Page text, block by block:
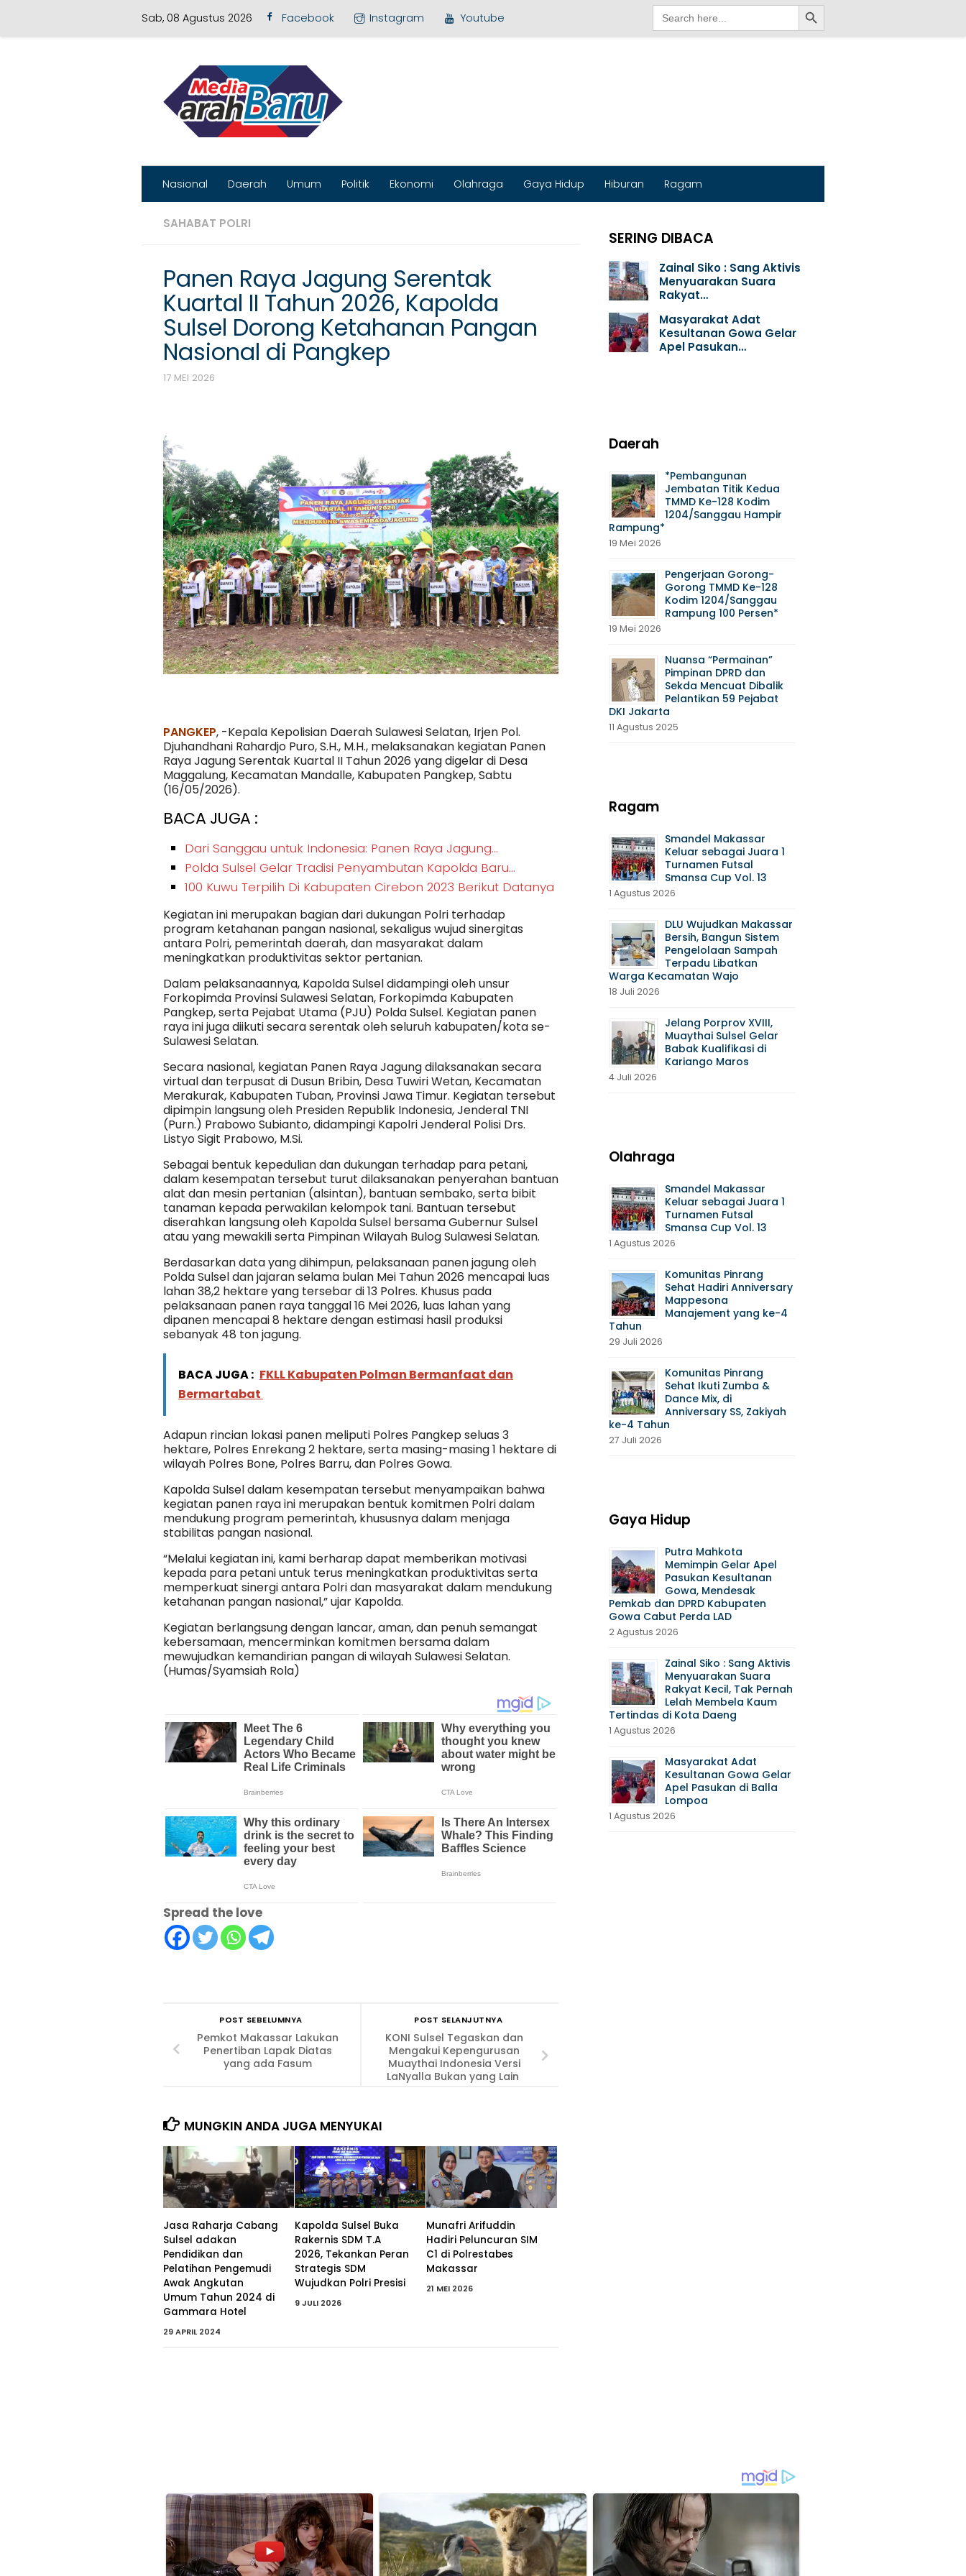
Sab, 08 Agustus 2026 Facebook Instagram Youtube
Search
for:
Search Button
Nasional Daerah Umum Politik Ekonomi Olahraga Gaya Hidup Hiburan Ragam
SAHABAT POLRI
Panen Raya Jagung Serentak
Kuartal II Tahun 2026, Kapolda
Sulsel Dorong Ketahanan Pangan
Nasional di Pangkep
17 MEI 2026
PANGKEP, -Kepala Kepolisian Daerah Sulawesi Selatan, Irjen Pol.
Djuhandhani Rahardjo Puro, S.H., M.H., melaksanakan kegiatan Panen
Raya Jagung Serentak Kuartal II Tahun 2026 yang digelar di Desa
Maggalung, Kecamatan Mandalle, Kabupaten Pangkep, Sabtu
(16/05/2026).
BACA JUGA :
Dari Sanggau untuk Indonesia: Panen Raya Jagung…
Polda Sulsel Gelar Tradisi Penyambutan Kapolda Baru…
100 Kuwu Terpilih Di Kabupaten Cirebon 2023 Berikut Datanya
Kegiatan ini merupakan bagian dari dukungan Polri terhadap
program ketahanan pangan nasional, sekaligus wujud sinergitas
antara Polri, pemerintah daerah, dan masyarakat dalam
meningkatkan produktivitas sektor pertanian.
Dalam pelaksanaannya, Kapolda Sulsel didampingi oleh unsur
Forkopimda Provinsi Sulawesi Selatan, Forkopimda Kabupaten
Pangkep, serta Pejabat Utama (PJU) Polda Sulsel. Kegiatan panen
raya ini juga diikuti secara serentak oleh seluruh kabupaten/kota se-
Sulawesi Selatan.
Secara nasional, kegiatan Panen Raya Jagung dilaksanakan secara
virtual dan terpusat di Dusun Bribin, Desa Tuwiri Wetan, Kecamatan
Merakurak, Kabupaten Tuban, Provinsi Jawa Timur. Kegiatan tersebut
dipimpin langsung oleh Presiden Republik Indonesia, Jenderal TNI
(Purn.) Prabowo Subianto, didampingi Kapolri Jenderal Polisi Drs.
Listyo Sigit Prabowo, M.Si.
Sebagai bentuk kepedulian dan dukungan terhadap para petani,
dalam kesempatan tersebut turut dilaksanakan penyerahan bantuan
alat dan mesin pertanian (alsintan), bantuan sembako, serta bibit
tanaman kepada perwakilan kelompok tani. Bantuan tersebut
diserahkan langsung oleh Kapolda Sulsel bersama Gubernur Sulsel
atau yang mewakili serta Pimpinan Wilayah Bulog Sulawesi Selatan.
Berdasarkan data yang dihimpun, pelaksanaan panen jagung oleh
Polda Sulsel dan jajaran selama bulan Mei Tahun 2026 mencapai luas
lahan 38,2 hektare yang tersebar di 13 Polres. Khusus pada
pelaksanaan panen raya tanggal 16 Mei 2026, luas lahan yang
dipanen mencapai 8 hektare dengan estimasi hasil produksi
sebanyak 48 ton jagung.
BACA JUGA : FKLL Kabupaten Polman Bermanfaat dan
Bermartabat
Adapun rincian lokasi panen meliputi Polres Pangkep seluas 3
hektare, Polres Enrekang 2 hektare, serta masing-masing 1 hektare di
wilayah Polres Bone, Polres Barru, dan Polres Gowa.
Kapolda Sulsel dalam kesempatan tersebut menyampaikan bahwa
kegiatan panen raya ini merupakan bentuk komitmen Polri dalam
mendukung program pemerintah, khususnya dalam menjaga
stabilitas pangan nasional.
“Melalui kegiatan ini, kami berharap dapat memberikan motivasi
kepada para petani untuk terus meningkatkan produktivitas serta
memperkuat sinergi antara Polri dan masyarakat dalam mendukung
ketahanan pangan nasional,” ujar Kapolda.
Kegiatan berlangsung dengan lancar, aman, dan penuh semangat
kebersamaan, mencerminkan komitmen bersama dalam
mewujudkan kemandirian pangan di wilayah Sulawesi Selatan.
(Humas/Syamsiah Rola)
Spread the love
POST SELANJUTNYA
KONI Sulsel Tegaskan dan
Mengakui Kepengurusan
Muaythai Indonesia Versi
LaNyalla Bukan yang Lain
POST SEBELUMNYA
Pemkot Makassar Lakukan
Penertiban Lapak Diatas
yang ada Fasum
MUNGKIN ANDA JUGA MENYUKAI
Jasa Raharja Cabang
Sulsel adakan
Pendidikan dan
Pelatihan Pengemudi
Awak Angkutan
Umum Tahun 2024 di
Gammara Hotel
29 APRIL 2024
Kapolda Sulsel Buka
Rakernis SDM T.A
2026, Tekankan Peran
Strategis SDM
Wujudkan Polri Presisi
9 JULI 2026
Munafri Arifuddin
Hadiri Peluncuran SIM
C1 di Polrestabes
Makassar
21 MEI 2026
SERING DIBACA
Zainal Siko : Sang Aktivis
Menyuarakan Suara
Rakyat…
Masyarakat Adat
Kesultanan Gowa Gelar
Apel Pasukan…
Daerah
*Pembangunan
Jembatan Titik Kedua
TMMD Ke-128 Kodim
1204/Sanggau Hampir
Rampung*
19 Mei 2026
Pengerjaan Gorong-
Gorong TMMD Ke-128
Kodim 1204/Sanggau
Rampung 100 Persen*
19 Mei 2026
Nuansa “Permainan”
Pimpinan DPRD dan
Sekda Mencuat Dibalik
Pelantikan 59 Pejabat
DKI Jakarta
11 Agustus 2025
Ragam
Smandel Makassar
Keluar sebagai Juara 1
Turnamen Futsal
Smansa Cup Vol. 13
1 Agustus 2026
DLU Wujudkan Makassar
Bersih, Bangun Sistem
Pengelolaan Sampah
Terpadu Libatkan
Warga Kecamatan Wajo
18 Juli 2026
Jelang Porprov XVIII,
Muaythai Sulsel Gelar
Babak Kualifikasi di
Kariango Maros
4 Juli 2026
Olahraga
Smandel Makassar
Keluar sebagai Juara 1
Turnamen Futsal
Smansa Cup Vol. 13
1 Agustus 2026
Komunitas Pinrang
Sehat Hadiri Anniversary
Mappesona
Manajement yang ke-4
Tahun
29 Juli 2026
Komunitas Pinrang
Sehat Ikuti Zumba &
Dance Mix, di
Anniversary SS, Zakiyah
ke-4 Tahun
27 Juli 2026
Gaya Hidup
Putra Mahkota
Memimpin Gelar Apel
Pasukan Kesultanan
Gowa, Mendesak
Pemkab dan DPRD Kabupaten
Gowa Cabut Perda LAD
2 Agustus 2026
Zainal Siko : Sang Aktivis
Menyuarakan Suara
Rakyat Kecil, Tak Pernah
Lelah Membela Kaum
Tertindas di Kota Daeng
1 Agustus 2026
Masyarakat Adat
Kesultanan Gowa Gelar
Apel Pasukan di Balla
Lompoa
1 Agustus 2026